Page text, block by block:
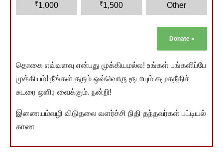
₹1,000 ₹1,500 Other
Donate »
தொகை எவ்வளவு என்பது முக்கியமல்ல! உங்கள் பங்களிப்பே
முக்கியம்! நீங்கள் தரும் ஒவ்வொரு ரூபாயும் சமூகநீதிச்
சுடரை ஒளிர வைக்கும். நன்றி!
இணையம்வழி விடுதலை வளர்ச்சி நிதி தந்தவர்கள் பட்டியல்
காண